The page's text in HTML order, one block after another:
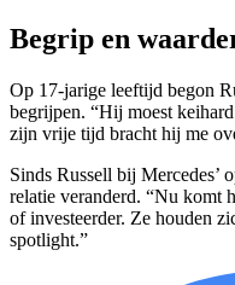
Begrip en
Op 17-jarige leeftijd begon
begrijpen. “Hij moest
zijn vrije tijd bracht hij me
Sinds Russell bij Mercedes’
relatie veranderd. “Nu komt
of investeerder. Ze houden
spotlight.”